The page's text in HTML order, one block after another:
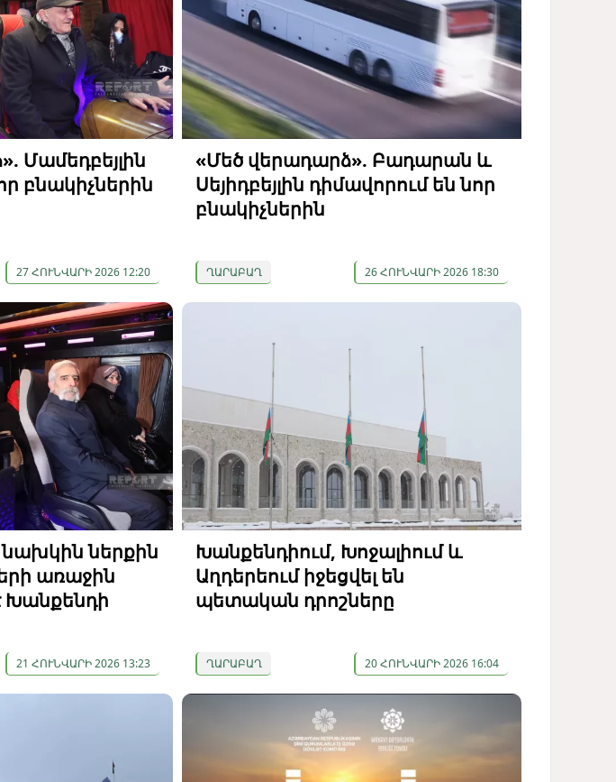
Մամեդբեյլին
բնակիչներին
27 ՀՈՒՆՎԱՐԻ 2026 12:20
«Մեծ վերադարձ». Բադարան և
Սեյիդբեյլին դիմավորում են նոր
բնակիչներին
ՂԱՐԱԲԱՂ 26 ՀՈՒՆՎԱՐԻ 2026 18:30
ներքին
առաջին
Խանքենդի
21 ՀՈՒՆՎԱՐԻ 2026 13:23
Խանքենդիում, Խոջալիում և
Աղդերեում իջեցվել են
պետական ​​դրոշները
ՂԱՐԱԲԱՂ 20 ՀՈՒՆՎԱՐԻ 2026 16:04